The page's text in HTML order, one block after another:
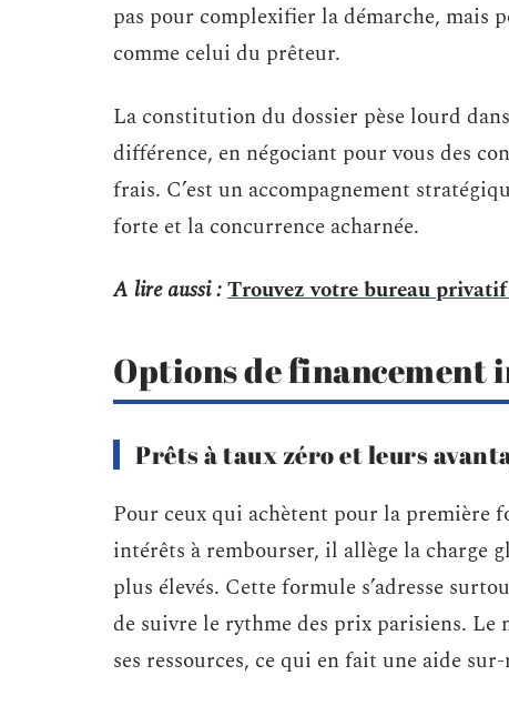
pas pour complexifier la démarche, mais
comme celui du prêteur.
La constitution du dossier pèse lourd
différence, en négociant pour vous des
frais. C’est un accompagnement
forte et la concurrence acharnée.
A lire aussi :Trouvez votre bureau
Options de financement
Prêts à taux zéro et leurs
Pour ceux qui achètent pour la première
intérêts à rembourser, il allège la charge
plus élevés. Cette formule s’adresse
de suivre le rythme des prix parisiens.
ses ressources, ce qui en fait une aide